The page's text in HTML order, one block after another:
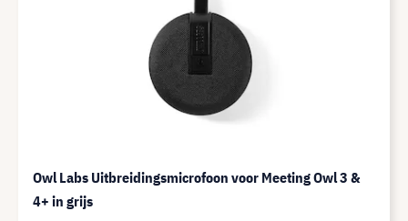
Owl Labs Uitbreidingsmicrofoon voor Meeting Owl 3 &
4+ in grijs